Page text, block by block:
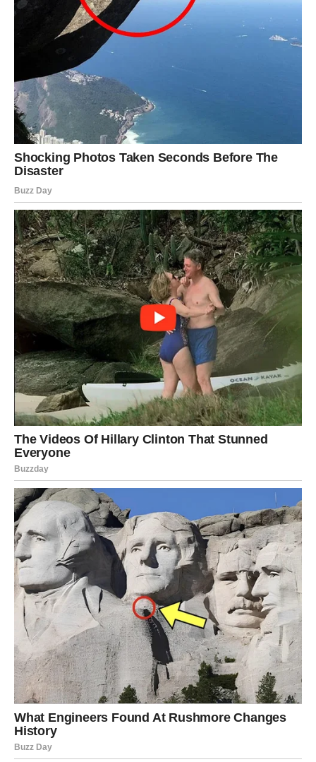
JARAC
Šta vam donosi kraj juna?
Jarčevi će konačno vidjeti rezultate svog rada. Sve ono
što ste gradili prethodnih mjeseci počinje donositi
konkretne koristi.
Poruka zvijezda
Nastavite istim putem.
VODOLIJA
Šta vam donosi kraj juna?
Pred vama su zanimljive promjene i neočekivane prilike.
Neka vrata koja su dugo bila zatvorena sada se otvaraju.
Poruka zvijezda
Budite otvoreni za novo.
RIBE
NAJVEĆI FAVORIT ZVIJEZDA DO KRAJA
JUNA
Ribe su znak kojem zvijezde donose najviše razloga za
sreću. Već dugo osjećate da se nešto važno približava, a
sada dolazi potvrda da intuicija nije pogriješila.
Moguće su velike promjene na polju ljubavi, posla ili
ostvarenja jedne želje koju nosite u srcu. Ono što vas
očekuje donosi osjećaj olakšanja, zadovoljstva i
sigurnosti.
Mnoge Ribe će krajem juna imati osjećaj da se život
konačno kreće u pravom smjeru. Upravo zato ste znak
kojem zvijezde daju najviše razloga za optimizam.